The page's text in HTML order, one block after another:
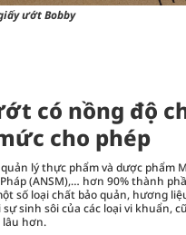
ướt Bobby
có nồng độ
cho phép
lý thực phẩm và dược phẩm
(ANSM),… hơn 90% thành
số loại chất bảo quản, hương
sinh sôi của các loại vi khuẩn,
lâu hơn.